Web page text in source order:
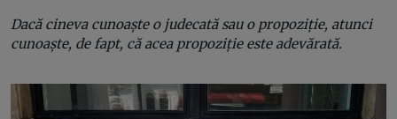
Dacă cineva cunoaște o judecată sau o propoziție, atunci
cunoaște, de fapt, că acea propoziție este adevărată.